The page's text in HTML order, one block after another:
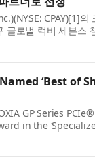
CPAY)[1]
로벌 럭비 세븐스
‘Best of
GP Series
in the